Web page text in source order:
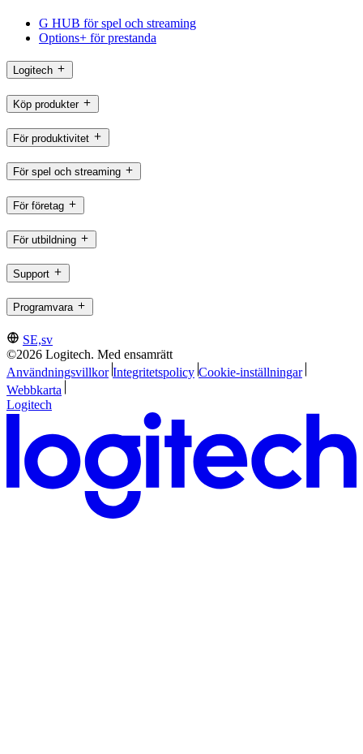
G HUB för spel och streaming
Options+ för prestanda
Logitech
Köp produkter
För produktivitet
För spel och streaming
För företag
För utbildning
Support
Programvara
SE,sv
©2026 Logitech. Med ensamrätt
Användningsvillkor Integritetspolicy Cookie-inställningar
Webbkarta
Logitech